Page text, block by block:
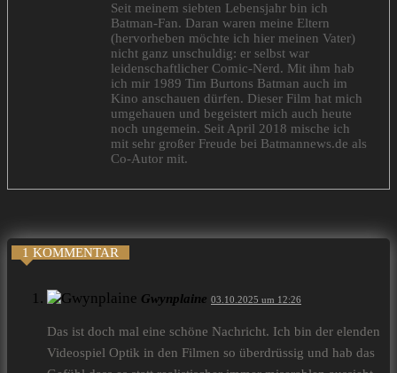
Seit meinem siebten Lebensjahr bin ich
Batman-Fan. Daran waren meine Eltern
(hervorheben möchte ich hier meinen Vater)
nicht ganz unschuldig: er selbst war
leidenschaftlicher Comic-Nerd. Mit ihm hab
ich mir 1989 Tim Burtons Batman auch im
Kino anschauen dürfen. Dieser Film hat mich
umgehauen und begeistert mich auch heute
noch ungemein. Seit April 2018 mische ich
mit sehr großer Freude bei Batmannews.de als
Co-Autor mit.
1 KOMMENTAR
Gwynplaine 03.10.2025 um 12:26
Das ist doch mal eine schöne Nachricht. Ich bin der elenden
Videospiel Optik in den Filmen so überdrüssig und hab das